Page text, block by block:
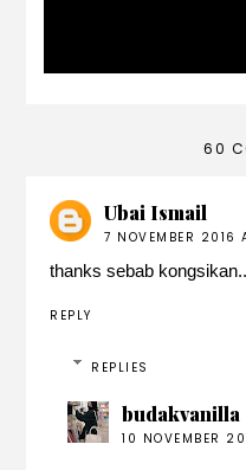
60
Ubai Ismail
7 NOVEMBER 2016
thanks sebab
REPLY
REPLIES
budakvanilla
10 NOVEMBER